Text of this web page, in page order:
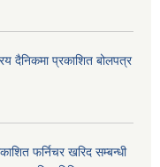
दैनिकमा प्रकाशित बोलपत्र
फर्निचर खरिद सम्बन्धी